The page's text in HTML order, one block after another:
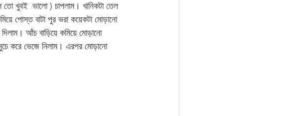
তো খুবই  ভালো ) চাপলাম। খানিকটা তেল
পোস্ত বাটা পুর ভরা কয়েকটা মোড়ানো
আঁচ বাড়িয়ে কমিয়ে মোড়ানো
করে ভেজে নিলাম। এরপর মোড়ানো